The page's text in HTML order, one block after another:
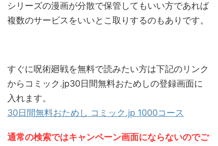
シリーズの漫画が分散で保管してもいい方であれば
複数のサービスをいいとこ取りするのもありです。
すぐに呪術廻戦を無料で読みたい方は下記のリンク
からコミック.jp30日間無料おためしの登録画面に
入れます。
30日間無料おためし コミック.jp 1000コース
通常の検索ではキャンペーン画面にならないのでご